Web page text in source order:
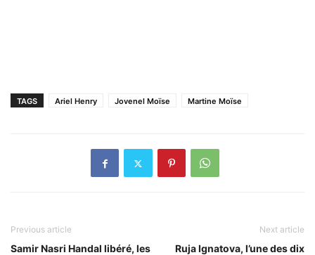
TAGS Ariel Henry Jovenel Moïse Martine Moïse
Previous article
Samir Nasri Handal libéré, les
Next article
Ruja Ignatova, l’une des dix